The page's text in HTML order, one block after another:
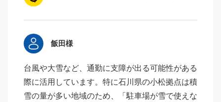
飯田様
台風や大雪など、通勤に支障が出る可能性がある
際に活用しています。特に石川県の小松拠点は積
雪の量が多い地域のため、「駐車場が雪で使えな